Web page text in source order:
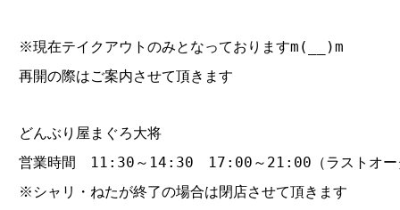
※現在テイクアウトのみとなっておりますm(__)m
再開の際はご案内させて頂きます
どんぶり屋まぐろ大将
営業時間 11:30～14:30 17:00～21:00（ラストオー
※シャリ・ねたが終了の場合は閉店させて頂きます